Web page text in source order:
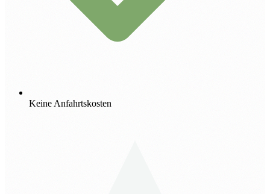
Keine Anfahrtskosten